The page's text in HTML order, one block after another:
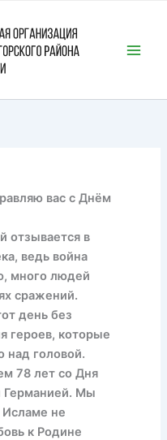
вас с Днём
отзывается в
ведь война
много людей
сражений.
день без
героев, которые
над головой.
78 лет со Дня
Германией. Мы
Исламе не
к Родине